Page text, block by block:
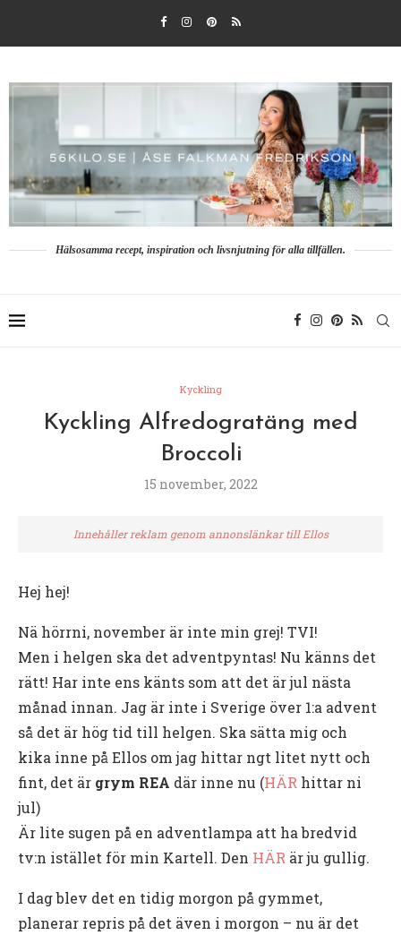
Hälsosamma recept, inspiration och livsnjutning för alla tillfällen.
Kyckling
Kyckling Alfredogratäng med
Broccoli
15 november, 2022
Innehåller reklam genom annonslänkar till Ellos
Hej hej!
Nä hörrni, november är inte min grej! TVI!
Men i helgen ska det adventpyntas! Nu känns det
rätt! Har inte ens känts som att det är jul nästa
månad innan. Jag är inte i Sverige över 1:a advent
så det är hög tid till helgen. Ska sätta mig och
kika inne på Ellos om jag hittar ngt litet nytt och
fint, det är grym REA där inne nu (HÄR hittar ni
jul)
Är lite sugen på en adventlampa att ha bredvid
tv:n istället för min Kartell. Den HÄR är ju gullig.
I dag blev det en tidig morgon på gymmet,
planerar repris på det även i morgon – nu är det